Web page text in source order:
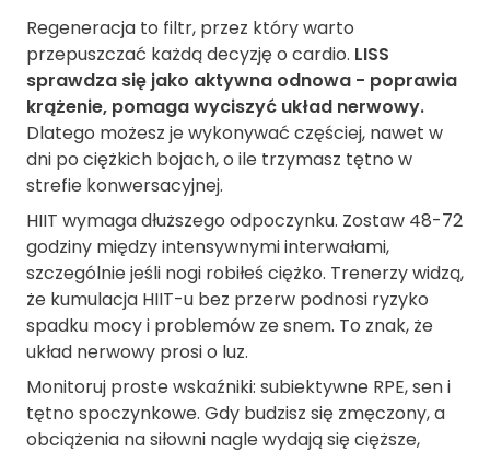
Regeneracja to filtr, przez który warto
przepuszczać każdą decyzję o cardio. LISS
sprawdza się jako aktywna odnowa - poprawia
krążenie, pomaga wyciszyć układ nerwowy.
Dlatego możesz je wykonywać częściej, nawet w
dni po ciężkich bojach, o ile trzymasz tętno w
strefie konwersacyjnej.
HIIT wymaga dłuższego odpoczynku. Zostaw 48-72
godziny między intensywnymi interwałami,
szczególnie jeśli nogi robiłeś ciężko. Trenerzy widzą,
że kumulacja HIIT-u bez przerw podnosi ryzyko
spadku mocy i problemów ze snem. To znak, że
układ nerwowy prosi o luz.
Monitoruj proste wskaźniki: subiektywne RPE, sen i
tętno spoczynkowe. Gdy budzisz się zmęczony, a
obciążenia na siłowni nagle wydają się cięższe,